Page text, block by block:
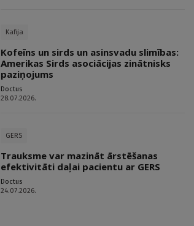
Kafija
Kofeīns un sirds un asinsvadu slimības:
Amerikas Sirds asociācijas zinātnisks
paziņojums
Doctus
28.07.2026.
GERS
Trauksme var mazināt ārstēšanas
efektivitāti daļai pacientu ar GERS
Doctus
24.07.2026.